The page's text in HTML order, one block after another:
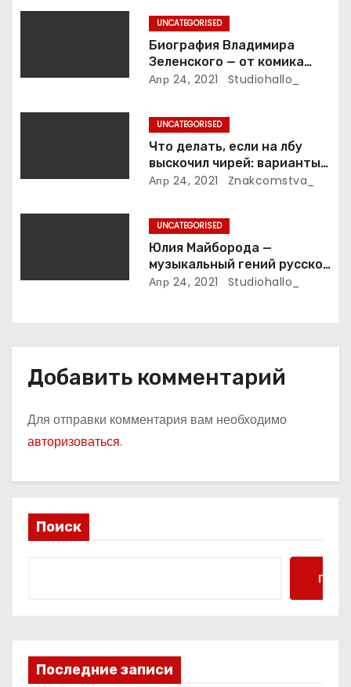
о
а
п
с
я
UNCATEGORISED
Биография Владимира
Зеленского — от комика
студии «Квартал 95» до
личная жизнь
Апр 24, 2021 Studiohallo_
UNCATEGORISED
Что делать, если на лбу
выскочил чирей: варианты
лечения
Апр 24, 2021 Znakcomstva_
UNCATEGORISED
Юлия Майборода —
музыкальный гений русской
эстрады и победительница
Апр 24, 2021 Studiohallo_
Добавить комментарий
Для отправки комментария вам необходимо
авторизоваться.
Поиск
Поиск
Последние записи